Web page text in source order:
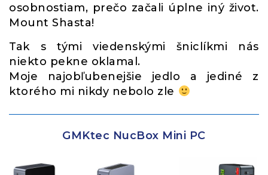
osobnostiam, prečo začali úplne iný život.
Mount Shasta!
Tak s tými viedenskými šniclíkmi nás
niekto pekne oklamal.
Moje najobľubenejšie jedlo a jediné z
ktorého mi nikdy nebolo zle
GMKtec NucBox Mini PC